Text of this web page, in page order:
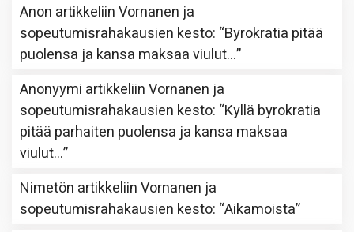
Anon artikkeliinVornanen ja
sopeutumisrahakausien kesto: “Byrokratia pitää
puolensa ja kansa maksaa viulut…”
Anonyymi artikkeliinVornanen ja
sopeutumisrahakausien kesto: “Kyllä byrokratia
pitää parhaiten puolensa ja kansa maksaa
viulut…”
Nimetön artikkeliinVornanen ja
sopeutumisrahakausien kesto: “Aikamoista”